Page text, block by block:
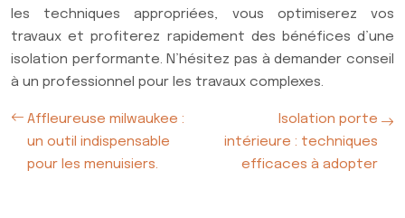
les techniques appropriées, vous optimiserez vos
travaux et profiterez rapidement des bénéfices d’une
isolation performante. N’hésitez pas à demander conseil
à un professionnel pour les travaux complexes.
Affleureuse milwaukee :
un outil indispensable
pour les menuisiers.
Isolation porte
intérieure : techniques
efficaces à adopter